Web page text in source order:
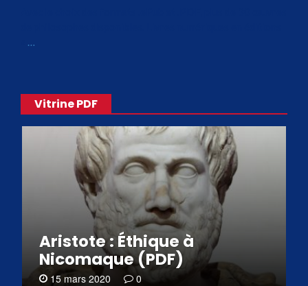
…
Vitrine PDF
Aristote : Éthique à
Nicomaque (PDF)
15 mars 2020 0